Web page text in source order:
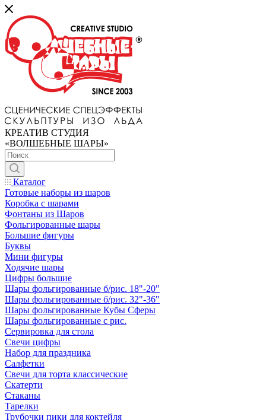
КРЕАТИВ СТУДИЯ
«ВОЛШЕБНЫЕ ШАРЫ»
Каталог
Готовые наборы из шаров
Коробка с шарами
Фонтаны из Шаров
Фольгированные шары
Большие фигуры
Буквы
Мини фигуры
Ходячие шары
Цифры большие
Шары фольгированные б/рис. 18"-20"
Шары фольгированные б/рис. 32"-36"
Шары фольгированные Кубы Сферы
Шары фольгированные с рис.
Сервировка для стола
Свечи цифры
Набор для праздника
Салфетки
Свечи для торта классические
Скатерти
Стаканы
Тарелки
Трубочки пики для коктейля